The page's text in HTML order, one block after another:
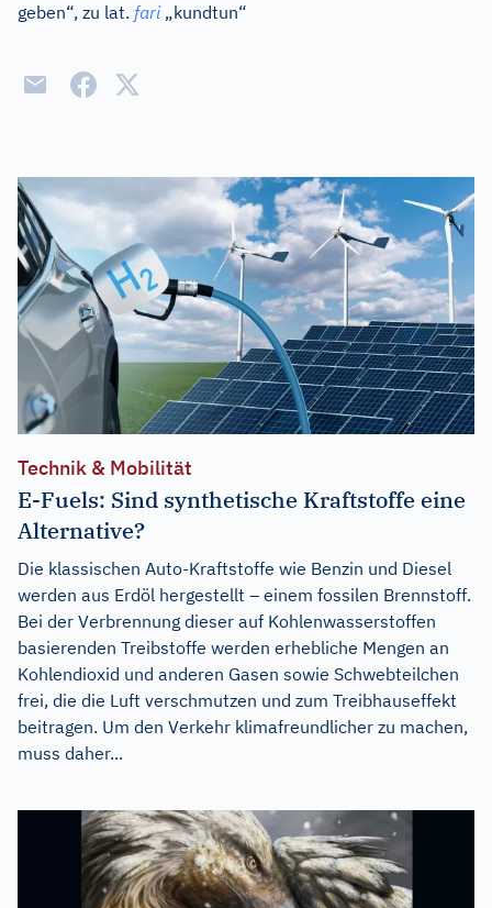
geben“, zu lat. fari„kundtun“
Technik & Mobilität
E-Fuels: Sind synthetische Kraftstoffe eine
Alternative?
Die klassischen Auto-Kraftstoffe wie Benzin und Diesel
werden aus Erdöl hergestellt – einem fossilen Brennstoff.
Bei der Verbrennung dieser auf Kohlenwasserstoffen
basierenden Treibstoffe werden erhebliche Mengen an
Kohlendioxid und anderen Gasen sowie Schwebteilchen
frei, die die Luft verschmutzen und zum Treibhauseffekt
beitragen. Um den Verkehr klimafreundlicher zu machen,
muss daher...